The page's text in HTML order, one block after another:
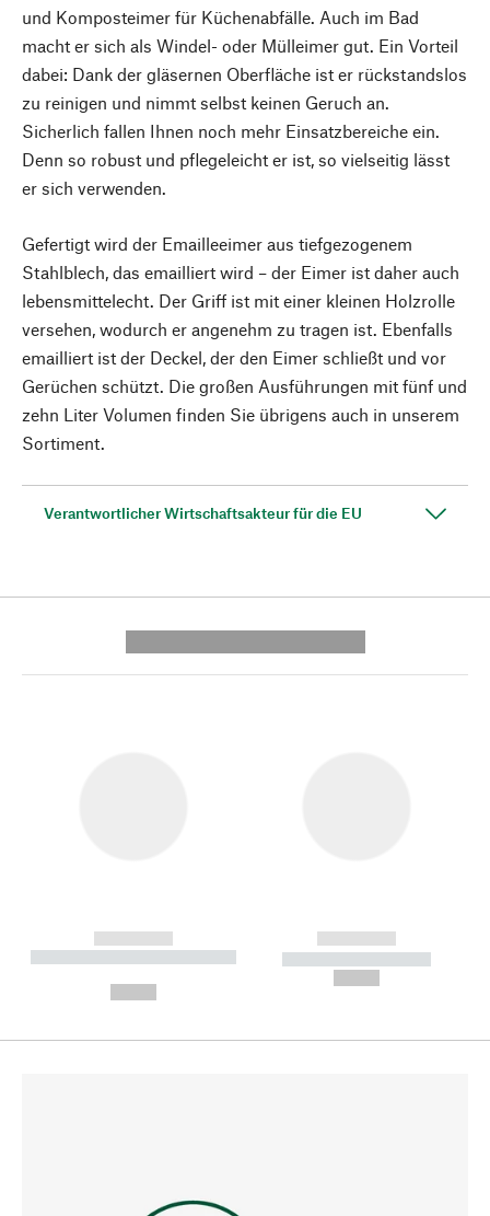
und Komposteimer für Küchenabfälle. Auch im Bad
macht er sich als Windel- oder Mülleimer gut. Ein Vorteil
dabei: Dank der gläsernen Oberfläche ist er rückstandslos
zu reinigen und nimmt selbst keinen Geruch an.
Sicherlich fallen Ihnen noch mehr Einsatzbereiche ein.
Denn so robust und pflegeleicht er ist, so vielseitig lässt
er sich verwenden.
Gefertigt wird der Emailleeimer aus tiefgezogenem
Stahlblech, das emailliert wird – der Eimer ist daher auch
lebensmittelecht. Der Griff ist mit einer kleinen Holzrolle
versehen, wodurch er angenehm zu tragen ist. Ebenfalls
emailliert ist der Deckel, der den Eimer schließt und vor
Gerüchen schützt. Die großen Ausführungen mit fünf und
zehn Liter Volumen finden Sie übrigens auch in unserem
Sortiment.
Verantwortlicher Wirtschaftsakteur für die EU
------------
----------- ----------- --------
------------
----------- -----------